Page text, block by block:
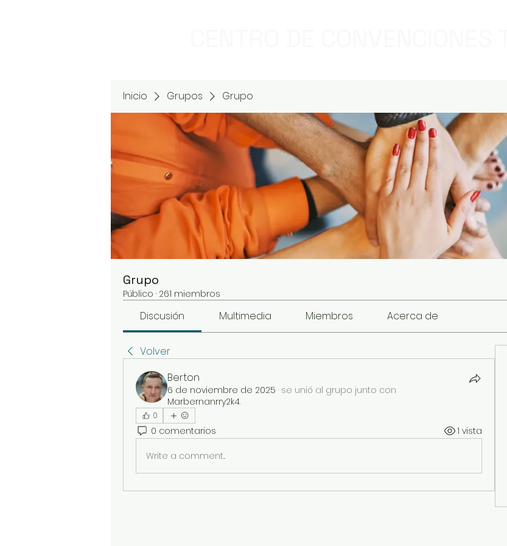
Inicio Grupos Grupo
Grupo
Público · 261 miembros
Discusión Multimedia Miembros Acerca de
Volver
Berton
6 de noviembre de 2025 · se unió al grupo junto con
Marbernanrry2k4.
0
0 comentarios 1 vista
Write a comment...